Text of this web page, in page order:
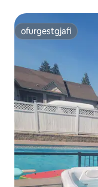
ofurgestgjafi
ofurgestgjafi